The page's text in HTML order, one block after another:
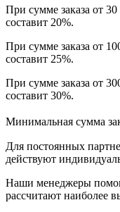
При сумме заказа от
составит 20%.
При сумме заказа от
составит 25%.
При сумме заказа от
составит 30%.
Минимальная сумма
Для постоянных
действуют
Наши менеджеры
рассчитают наиболее